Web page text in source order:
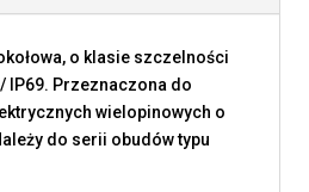
o klasie szczelności
IP69. Przeznaczona do
wielopinowych o
do serii obudów typu